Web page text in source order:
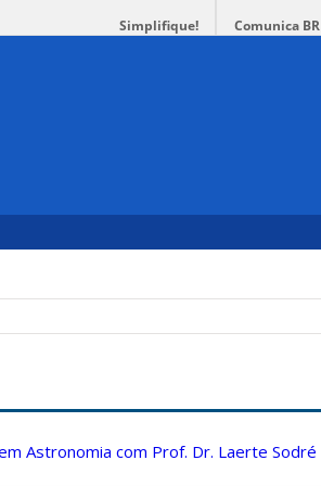
Simplifique! Comunica BR
Astronomia com Prof. Dr. Laerte Sodré